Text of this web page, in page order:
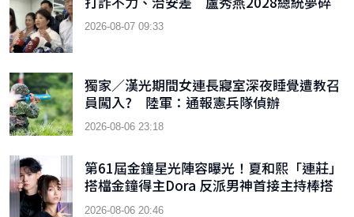
2026-08-07 09:33
獨家／漢光期間女連長寢室深夜睡覺遭教召
員闖入? 陸軍：通報憲兵隊偵辦
2026-08-06 23:18
第61屆金鐘星光陣容曝光！夏和熙「連莊」
搭檔金鐘得主Dora 反派男神首接主持棒搭
檔木木
2026-08-06 20:46